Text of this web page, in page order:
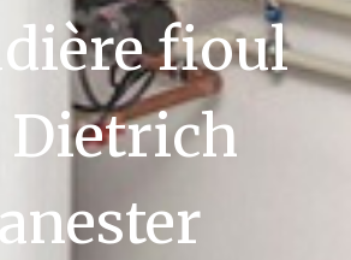
fioul
Dietrich